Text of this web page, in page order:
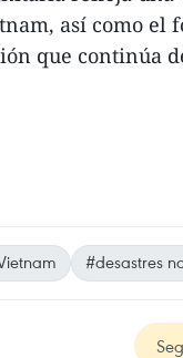
así como el
que continúa
#desastres